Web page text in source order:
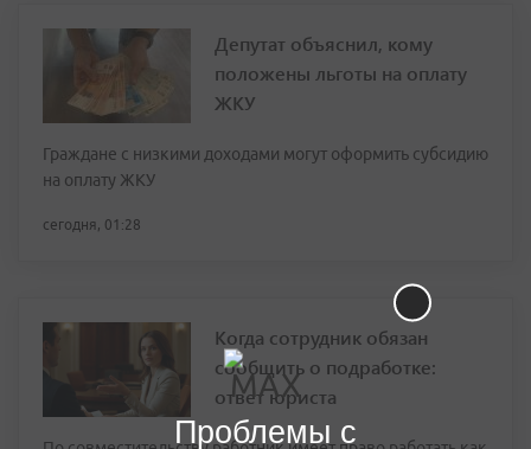
Депутат объяснил, кому
положены льготы на оплату
ЖКУ
Граждане с низкими доходами могут оформить субсидию
на оплату ЖКУ
сегодня, 01:28
Когда сотрудник обязан
сообщить о подработке:
ответ юриста
Проблемы с